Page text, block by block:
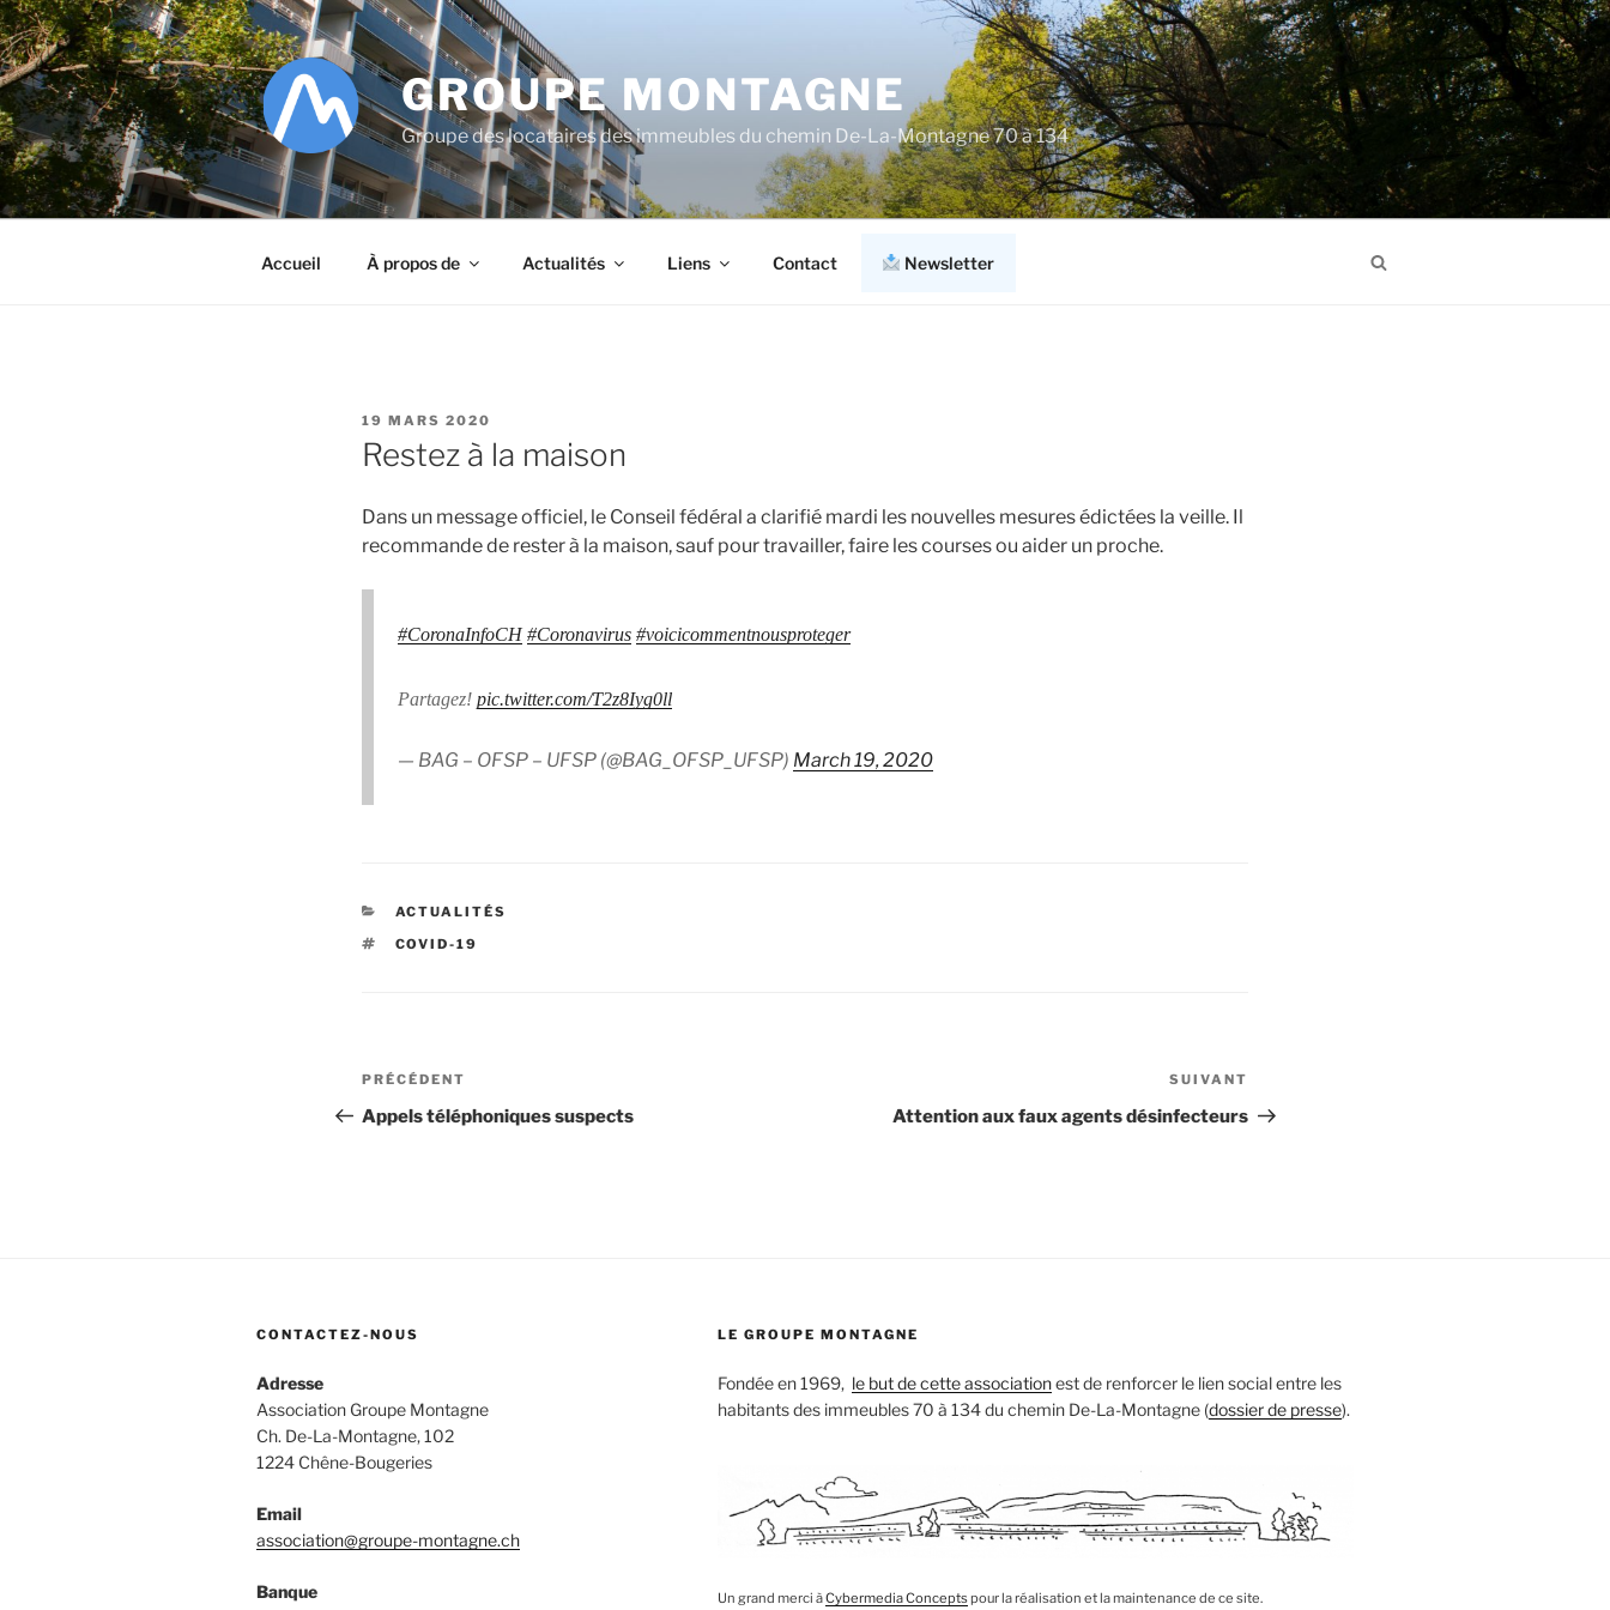
Aller
au
contenu
principal
GROUPE MONTAGNE
Groupe des locataires des immeubles du chemin De-La-Montagne 70 à 134
Accueil À propos de Actualités Liens Contact Newsletter
PUBLIÉ
LE
19 MARS 2020
Restez à la maison
Dans un message officiel, le Conseil fédéral a clarifié mardi les nouvelles mesures édictées la veille. Il
recommande de rester à la maison, sauf pour travailler, faire les courses ou aider un proche.
#CoronaInfoCH #Coronavirus #voicicommentnousproteger
Partagez! pic.twitter.com/T2z8Iyg0ll
— BAG – OFSP – UFSP (@BAG_OFSP_UFSP) March 19, 2020
CATÉGORIES
ACTUALITÉS
ÉTIQUETTES
COVID-19
Navigation
de
Article
précédent
PRÉCÉDENT
Appels téléphoniques suspects
suivant
SUIVANT
Attention aux faux agents désinfecteurs
CONTACTEZ-NOUS
Adresse
Association Groupe Montagne
Ch. De-La-Montagne, 102
1224 Chêne-Bougeries
Email
association@groupe-montagne.ch
Banque
LE GROUPE MONTAGNE
Fondée en 1969, le but de cette associationest de renforcer le lien social entre les
habitants des immeubles 70 à 134 du chemin De-La-Montagne (dossier de presse).
Un grand merci àCybermedia Conceptspour la réalisation et la maintenance de ce site.